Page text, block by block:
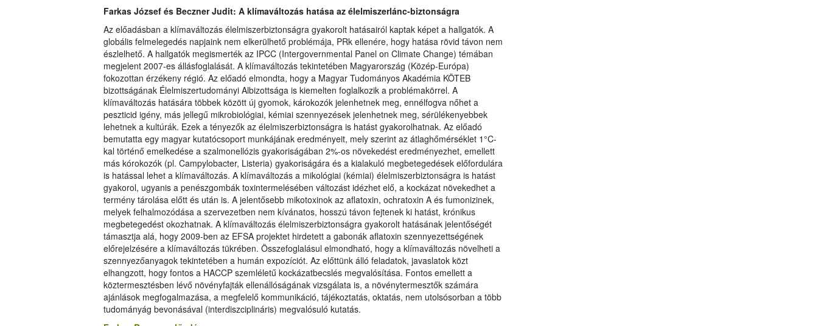
Farkas József és Beczner Judit: A klímaváltozás hatása az élelmiszerlánc-biztonságra
Az előadásban a klímaváltozás élelmiszerbiztonságra gyakorolt hatásairól kaptak képet a hallgatók. A
globális felmelegedés napjaink nem elkerülhető problémája, PRk ellenére, hogy hatása rövid távon nem
észlelhető. A hallgatók megismerték az IPCC (Intergovernmental Panel on Climate Change) témában
megjelent 2007-es állásfoglalását. A klímaváltozás tekintetében Magyarország (Közép-Európa)
fokozottan érzékeny régió. Az előadó elmondta, hogy a Magyar Tudományos Akadémia KÖTEB
bizottságának Élelmiszertudományi Albizottsága is kiemelten foglalkozik a problémakörrel. A
klímaváltozás hatására többek között új gyomok, károkozók jelenhetnek meg, ennélfogva nőhet a
peszticid igény, más jellegű mikrobiológiai, kémiai szennyezések jelenhetnek meg, sérülékenyebbek
lehetnek a kultúrák. Ezek a tényezők az élelmiszerbiztonságra is hatást gyakorolhatnak. Az előadó
bemutatta egy magyar kutatócsoport munkájának eredményeit, mely szerint az átlaghőmérséklet 1°C-
kal történő emelkedése a szalmonellózis gyakoriságában 2%-os növekedést eredményezhet, emellett
más kórokozók (pl. Campylobacter, Listeria) gyakoriságára és a kialakuló megbetegedések előfordulára
is hatással lehet a klímaváltozás. A klímaváltozás a mikológiai (kémiai) élelmiszerbiztonságra is hatást
gyakorol, ugyanis a penészgombák toxintermelésében változást idézhet elő, a kockázat növekedhet a
termény tárolása előtt és után is. A jelentősebb mikotoxinok az aflatoxin, ochratoxin A és fumonizinek,
melyek felhalmozódása a szervezetben nem kívánatos, hosszú távon fejtenek ki hatást, krónikus
megbetegedést okozhatnak. A klímaváltozás élelmiszerbiztonságra gyakorolt hatásának jelentőségét
támasztja alá, hogy 2009-ben az EFSA projektet hirdetett a gabonák aflatoxin szennyezettségének
előrejelzésére a klímaváltozás tükrében. Összefoglalásul elmondható, hogy a klímaváltozás növelheti a
szennyezőanyagok tekintetében a humán expozíciót. Az előttünk álló feladatok, javaslatok közt
elhangzott, hogy fontos a HACCP szemléletű kockázatbecslés megvalósítása. Fontos emellett a
köztermesztésben lévő növényfajták ellenállóságának vizsgálata is, a növénytermesztők számára
ajánlások megfogalmazása, a megfelelő kommunikáció, tájékoztatás, oktatás, nem utolsósorban a több
tudományág bevonásával (interdiszciplináris) megvalósuló kutatás.